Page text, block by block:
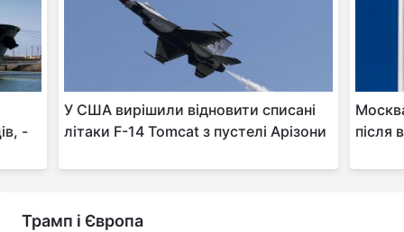
-
У США вирішили відновити списані
літаки F-14 Tomcat з пустелі Арізони
після
Трамп і Європа